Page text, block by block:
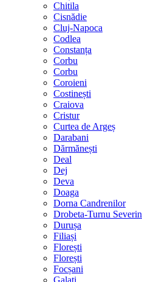
Chitila
Cisnădie
Cluj-Napoca
Codlea
Constanța
Corbu
Corbu
Coroieni
Costinești
Craiova
Cristur
Curtea de Argeș
Darabani
Dărmănești
Deal
Dej
Deva
Doaga
Dorna Candrenilor
Drobeta-Turnu Severin
Durușa
Filiași
Florești
Florești
Focșani
Galați